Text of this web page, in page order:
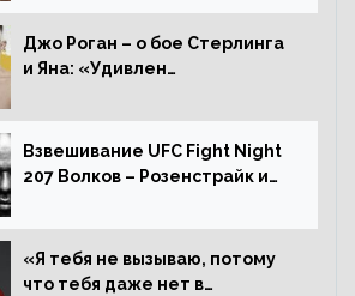
дерьмо»
Джо Роган – о бое Стерлинга
и Яна: «Удивлен
Алджамейн определенно
выиграл»
Взвешивание UFC Fight Night
207 Волков – Розенстрайк и
«Я тебя не вызываю, потому
что тебя даже нет в